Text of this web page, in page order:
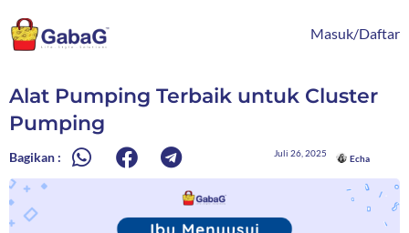
ke
konten
Masuk/Daftar
Alat Pumping Terbaik untuk Cluster
Pumping
Bagikan : Juli 26, 2025
Echa